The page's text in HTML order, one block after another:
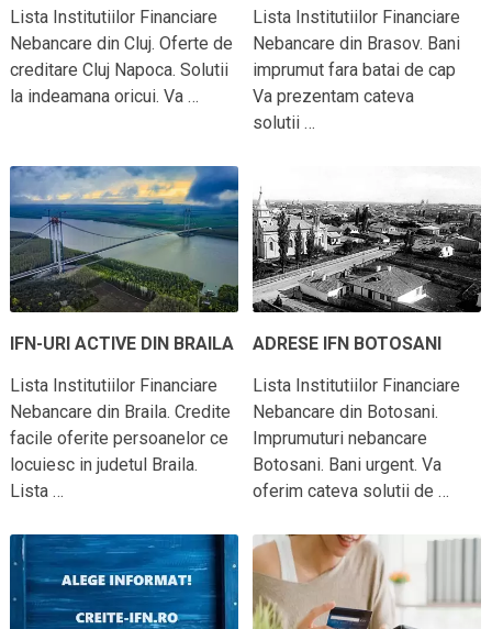
Lista Institutiilor Financiare
Nebancare din Cluj. Oferte de
creditare Cluj Napoca. Solutii
la indeamana oricui. Va …
Lista Institutiilor Financiare
Nebancare din Brasov. Bani
imprumut fara batai de cap
Va prezentam cateva
solutii …
IFN-URI ACTIVE DIN BRAILA
Lista Institutiilor Financiare
Nebancare din Braila. Credite
facile oferite persoanelor ce
locuiesc in judetul Braila.
Lista …
ADRESE IFN BOTOSANI
Lista Institutiilor Financiare
Nebancare din Botosani.
Imprumuturi nebancare
Botosani. Bani urgent. Va
oferim cateva solutii de …